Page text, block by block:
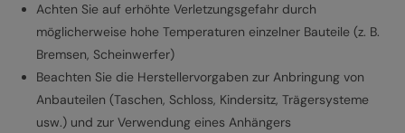
Achten Sie auf erhöhte Verletzungsgefahr durch
möglicherweise hohe Temperaturen einzelner Bauteile (z. B.
Bremsen, Scheinwerfer)
Beachten Sie die Herstellervorgaben zur Anbringung von
Anbauteilen (Taschen, Schloss, Kindersitz, Trägersysteme
usw.) und zur Verwendung eines Anhängers